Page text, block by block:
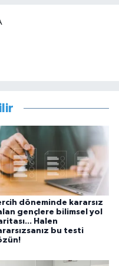
döneminde kararsız
gençlere bilimsel yol
Halen
bu testi